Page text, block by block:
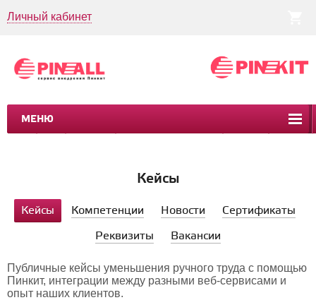
Личный кабинет
МЕНЮ
CRM CMS КЕЙСЫ
Кейсы
Кейсы Компетенции Новости
Сертификаты
Реквизиты
Вакансии
Публичные кейсы уменьшения ручного труда с помощью
Пинкит, интеграции между разными веб-сервисами и
опыт наших клиентов.